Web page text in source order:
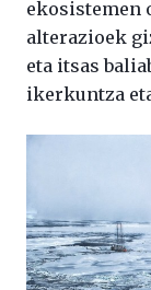
ekosistemen
alterazioek
eta itsas
ikerkuntza